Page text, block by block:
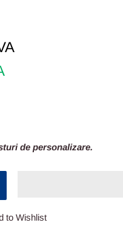
de personalizare.
to Wishlist